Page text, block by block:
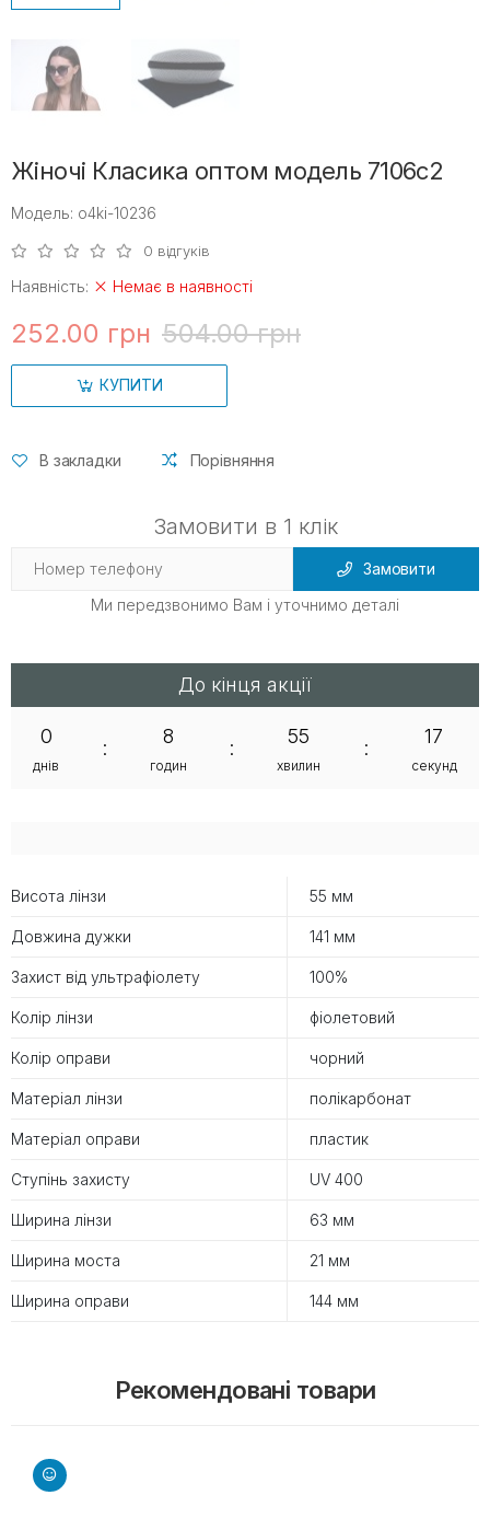
Висота лінзи 55 мм
Довжина дужки 141 мм
Захист від ультрафіолету 100%
Колір лінзи фіолетовий
Колір оправи чорний
Матеріал лінзи полікарбонат
Матеріал оправи пластик
Ступінь захисту UV 400
Ширина лінзи 63 мм
Ширина моста 21 мм
Ширина оправи 144 мм
Жіночі Класика оптом модель 7106c2
Модель: o4ki-10236
0 відгуків
Наявність: Немає в наявності
252.00 грн 504.00 грн
КУПИТИ
В закладки Порівняння
Замовити в 1 клік
Замовити
Ми передзвонимо Вам і уточнимо деталі
До кінця акції
0
днів
:
8
годин
:
55
хвилин
:
17
секунд
Рекомендовані товари